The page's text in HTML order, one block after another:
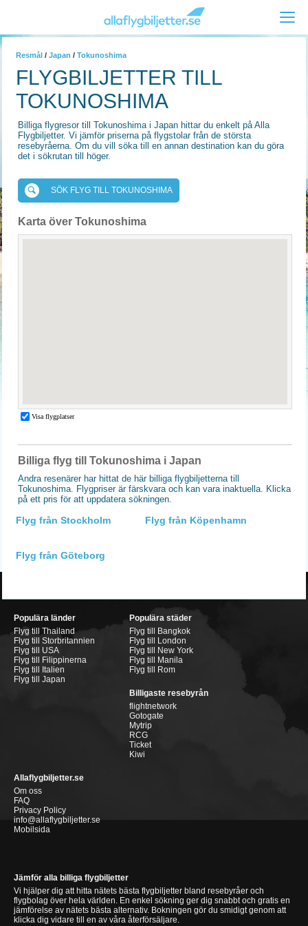
Resmål / Japan / Tokunoshima
FLYGBILJETTER TILL
TOKUNOSHIMA
Billiga flygresor till Tokunoshima i Japan hittar du enkelt på Alla
Flygbiljetter. Vi jämför priserna på flygstolar från de största
resebyråerna. Om du vill söka till en annan destination kan du göra
det i sökrutan till höger.
SÖK FLYG TILL TOKUNOSHIMA
Karta över Tokunoshima
Billiga flyg till Tokunoshima i Japan
Andra resenärer har hittat de här billiga flygbiljetterna till
Tokunoshima. Flygpriser är färskvara och kan vara inaktuella. Klicka
på ett pris för att uppdatera sökningen.
Flyg från Stockholm Flyg från Köpenhamn
Flyg från Göteborg
Populära länder
Flyg till Thailand
Flyg till Storbritannien
Flyg till USA
Flyg till Filippinerna
Flyg till Italien
Flyg till Japan
Populära städer
Flyg till Bangkok
Flyg till London
Flyg till New York
Flyg till Manila
Flyg till Rom
Billigaste resebyrån
flightnetwork
Gotogate
Mytrip
RCG
Ticket
Kiwi
Allaflygbiljetter.se
Om oss
FAQ
Privacy Policy
info@allaflygbiljetter.se
Mobilsida
Jämför alla billiga flygbiljetter
Vi hjälper dig att hitta nätets bästa flygbiljetter bland resebyråer och
flygbolag över hela världen. En enkel sökning ger dig snabbt och gratis en
jämförelse av nätets bästa alternativ. Bokningen gör du smidigt genom att
klicka dig vidare till en av våra återförsäljare.